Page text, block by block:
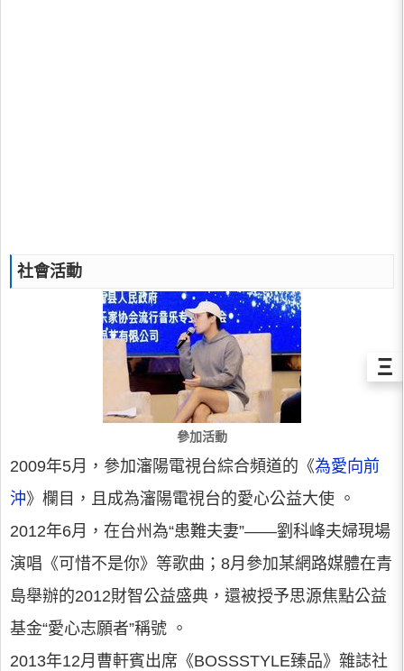
社會活動
參加活動
2009年5月，參加瀋陽電視台綜合頻道的《為愛向前
沖》欄目，且成為瀋陽電視台的愛心公益大使 。
2012年6月，在台州為“患難夫妻”——劉科峰夫婦現場
演唱《可惜不是你》等歌曲；8月參加某網路媒體在青
島舉辦的2012財智公益盛典，還被授予思源焦點公益
基金“愛心志願者”稱號 。
2013年12月曹軒賓出席《BOSSSTYLE臻品》雜誌社
Ξ